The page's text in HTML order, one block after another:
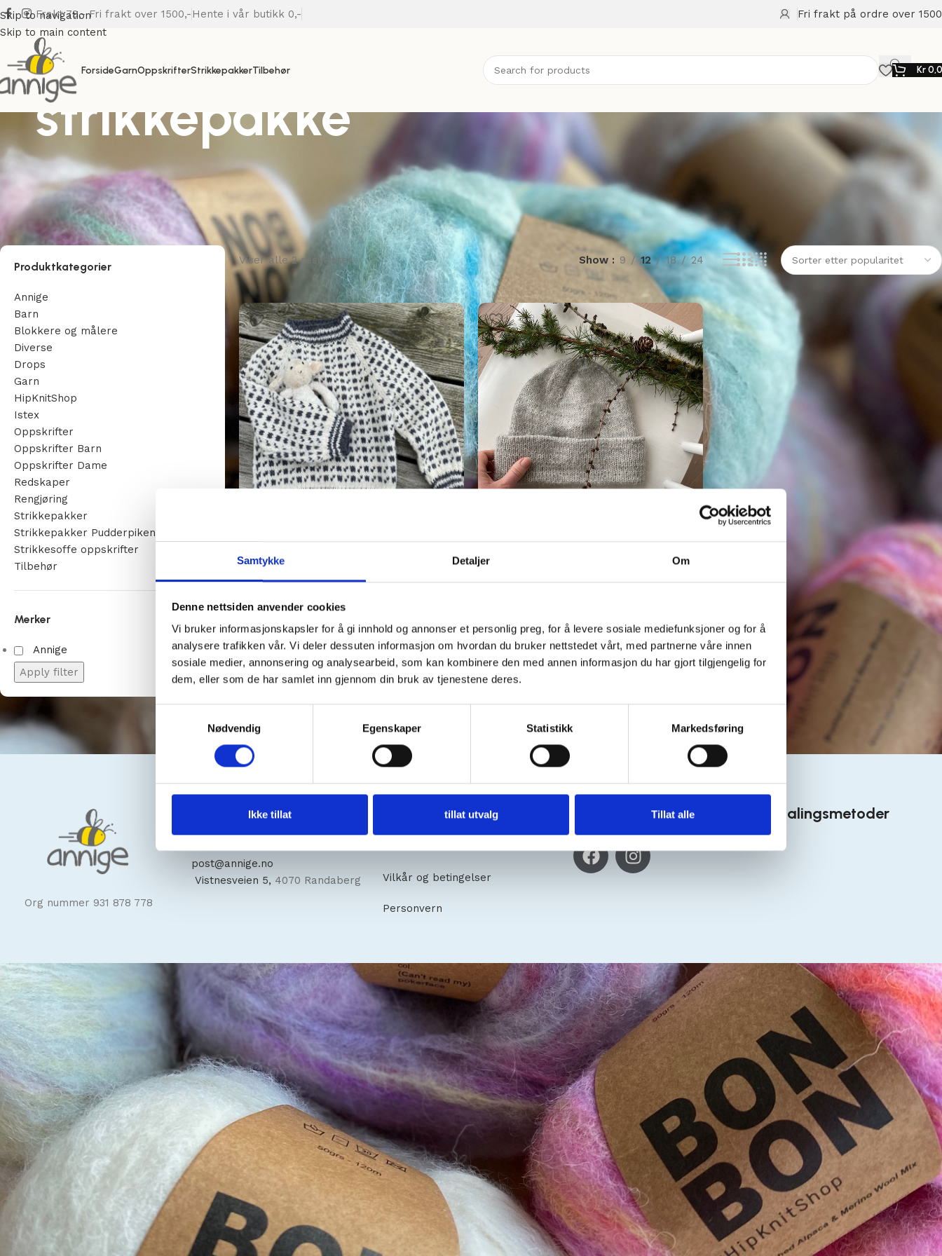
Samtykke Detaljer Om
Denne nettsiden anvender cookies
Vi bruker informasjonskapsler for å gi innhold og annonser et personlig preg, for å levere sosiale mediefunksjoner og for å
analysere trafikken vår. Vi deler dessuten informasjon om hvordan du bruker nettstedet vårt, med partnerne våre innen
sosiale medier, annonsering og analysearbeid, som kan kombinere den med annen informasjon du har gjort tilgjengelig for
dem, eller som de har samlet inn gjennom din bruk av tjenestene deres.
Nødvendig
Egenskaper Statistikk Markedsføring
Ikke tillat tillat utvalg Tillat alle
Skip to navigation
Skip to main content
Frakt 79,- Fri frakt over 1500,- Hente i vår butikk 0,- Fri frakt på ordre over
ForsideGarnOppskrifterStrikkepakkerTilbehør Kr
strikkepakke
Produktkategorier
Annige
Barn
Blokkere og målere
Diverse
Drops
Garn
HipKnitShop
Istex
Oppskrifter
Oppskrifter Barn
Oppskrifter Dame
Redskaper
Rengjøring
Strikkepakker
Strikkepakker Pudderpiken
Strikkesoffe oppskrifter
Tilbehør
Merker
Annige
Apply filter
Viser alle 2 resultater Show 9 12 18 24
Frakr237,00
Fra
Org nummer 931 878 778
Kontakt oss
post@annige.no
Vistnesveien 5, 4070 Randaberg
Kundeservice
Vilkår og betingelser
Personvern
Sosiale medier Betalingsmetoder
Built byAmendo Group AS 2023
English (Engelsk) Norsk bokmål